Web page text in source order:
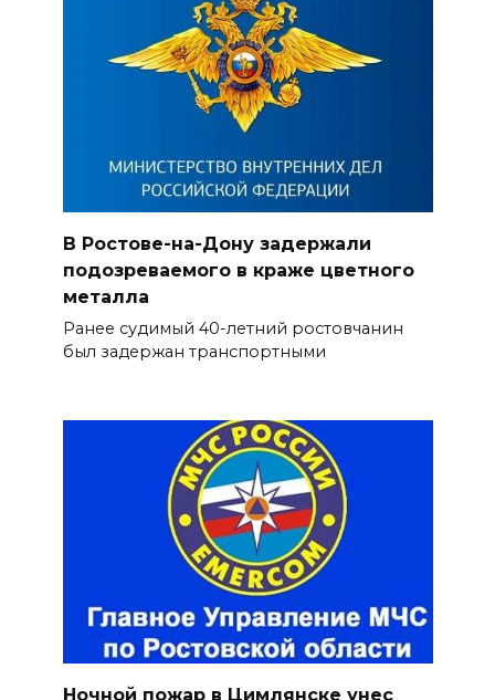
В Ростове-на-Дону задержали
подозреваемого в краже цветного
металла
Ранее судимый 40-летний ростовчанин
был задержан транспортными
Ночной пожар в Цимлянске унес